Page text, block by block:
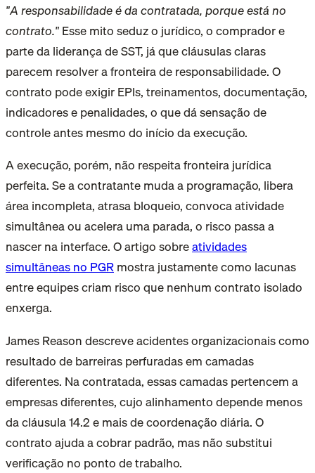
"A responsabilidade é da contratada, porque está no
contrato."Esse mito seduz o jurídico, o comprador e
parte da liderança de SST, já que cláusulas claras
parecem resolver a fronteira de responsabilidade. O
contrato pode exigir EPIs, treinamentos, documentação,
indicadores e penalidades, o que dá sensação de
controle antes mesmo do início da execução.
A execução, porém, não respeita fronteira jurídica
perfeita. Se a contratante muda a programação, libera
área incompleta, atrasa bloqueio, convoca atividade
simultânea ou acelera uma parada, o risco passa a
nascer na interface. O artigo sobreatividades
simultâneas no PGRmostra justamente como lacunas
entre equipes criam risco que nenhum contrato isolado
enxerga.
James Reason descreve acidentes organizacionais como
resultado de barreiras perfuradas em camadas
diferentes. Na contratada, essas camadas pertencem a
empresas diferentes, cujo alinhamento depende menos
da cláusula 14.2 e mais de coordenação diária. O
contrato ajuda a cobrar padrão, mas não substitui
verificação no ponto de trabalho.